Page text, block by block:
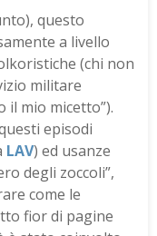
questo
a livello
(chi non
militare
il mio micetto”).
episodi
LAV) ed usanze
degli zoccoli”,
come le
fior di pagine